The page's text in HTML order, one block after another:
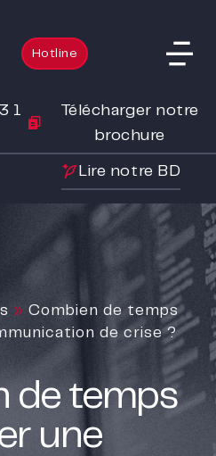
Hotline
1
Télécharger notre
brochure
Lire notre BD
» Combien de temps
de crise ?
de temps
une